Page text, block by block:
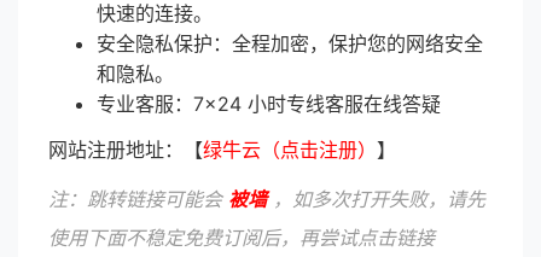
快速的连接。
安全隐私保护：全程加密，保护您的网络安全
和隐私。
专业客服：7×24 小时专线客服在线答疑
网站注册地址：【绿牛云（点击注册） 】
注：跳转链接可能会 被墙，如多次打开失败，请先
使用下面不稳定免费订阅后，再尝试点击链接